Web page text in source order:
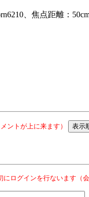
、焦点距離：
ントが上に来ます）
ログインを行ないます（